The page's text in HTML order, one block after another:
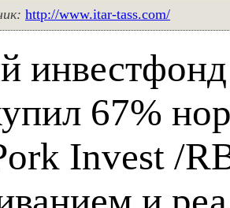
http://www.itar-tass.com/
67%
Invest /